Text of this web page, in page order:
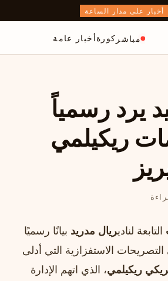
أخبار على مدار الساعة
مباشر كورةأخبار عامة
يرد رسمياً
ريكيلمي
التابعة لناديريال مدريد بيانًا رسميًا
التصريحات الاستفزازية التي أدلى
ريكيلمي، الذي اتهم الإدارة